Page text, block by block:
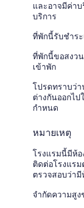
และอาจมีค่าบ
บริการ
ที่พักนี้รับชำระ
ที่พักนี้ขอสงวน
เข้าพัก
โปรดทราบว่
ต่างกันออกไ
กำหนด
หมายเหตุ
โรงแรมนี้มีห้
ติดต่อโรงแร
ตรวจสอบว่ามี
จำกัดความสูง